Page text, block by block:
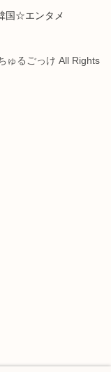
国☆エンタメ
ゅるごっけ All Rights